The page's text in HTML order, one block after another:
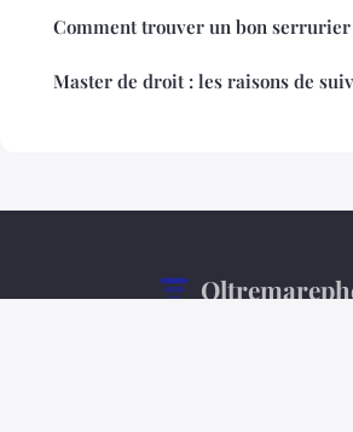
Comment trouver un bon serrurier
Master de droit : les raisons de